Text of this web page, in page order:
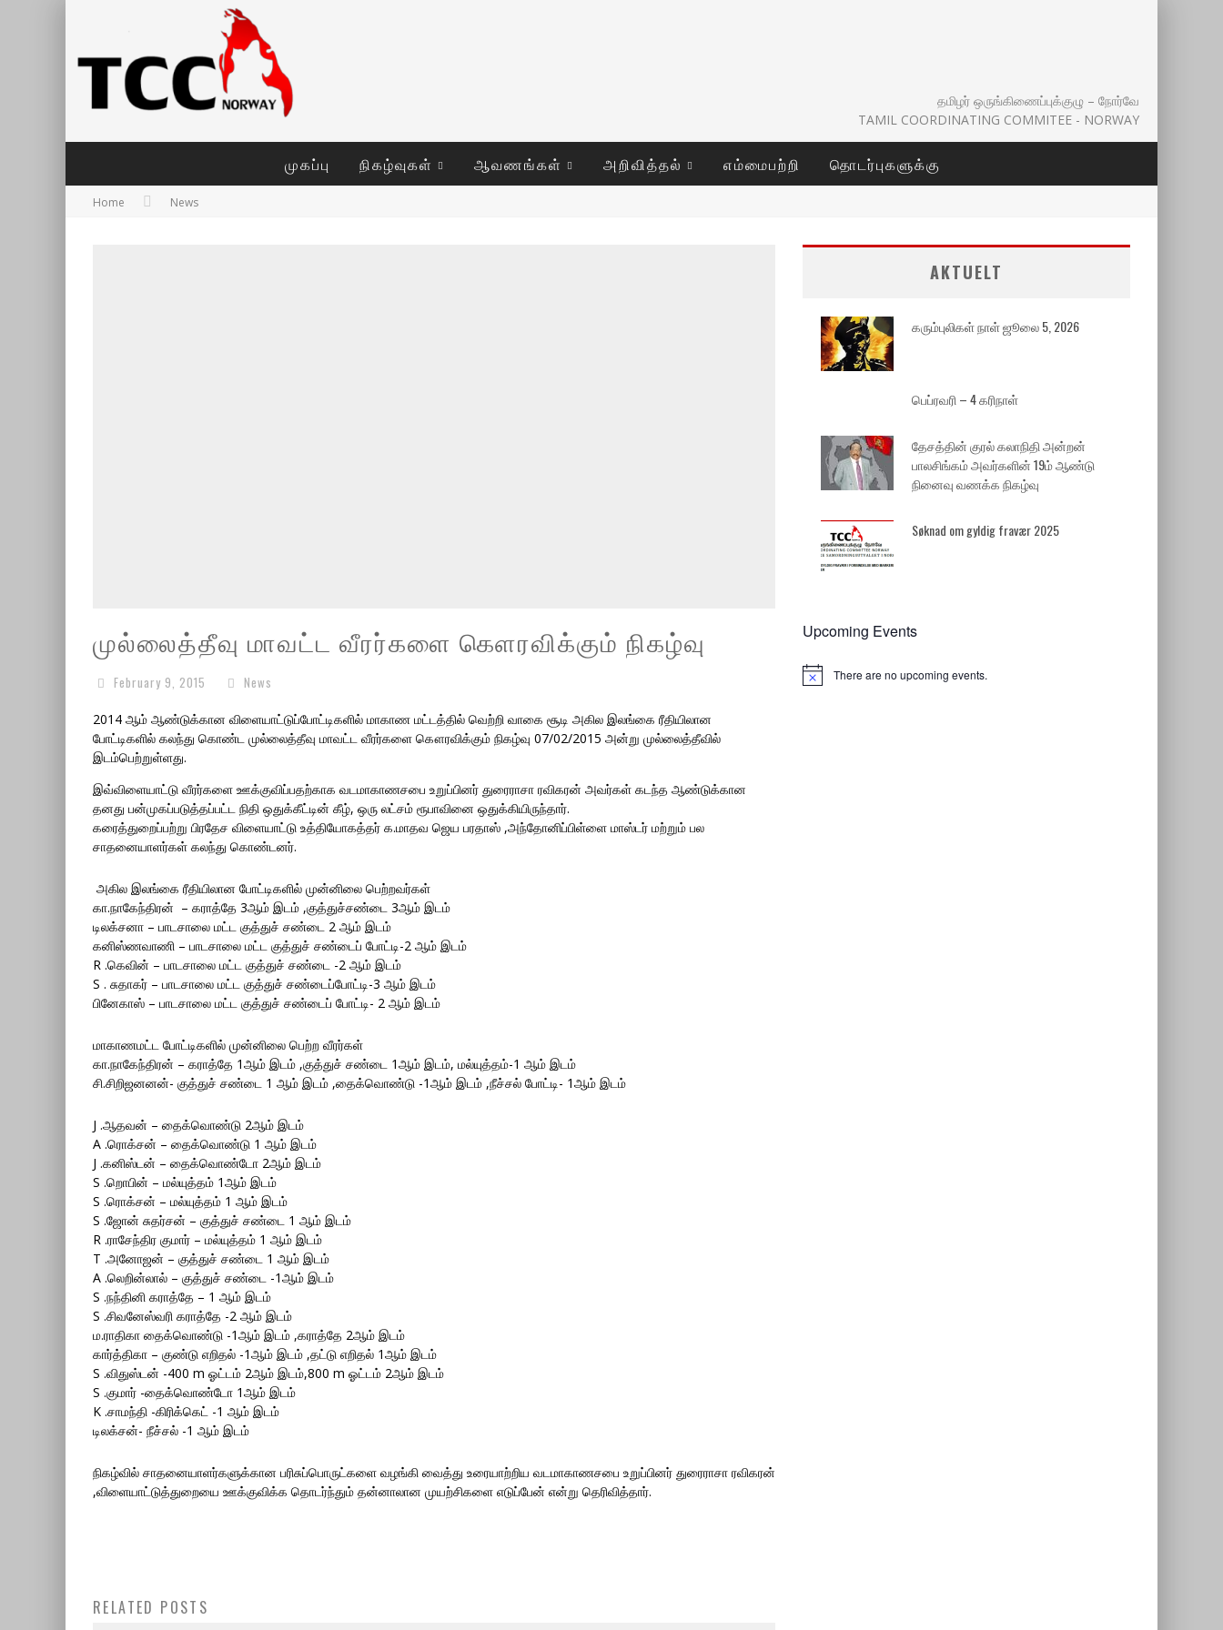
தமிழர் ஒருங்கிணைப்புக்குழு – நோர்வே
TAMIL COORDINATING COMMITEE - NORWAY
முகப்பு நிகழ்வுகள் ஆவணங்கள் அறிவித்தல் எம்மைபற்றி தொடர்புகளுக்கு
Home News
முல்லைத்தீவு மாவட்ட வீரர்களை கௌரவிக்கும் நிகழ்வு
February 9, 2015 News
2014 ஆம் ஆண்டுக்கான விளையாட்டுப்போட்டிகளில் மாகாண மட்டத்தில் வெற்றி வாகை சூடி அகில இலங்கை ரீதியிலான
போட்டிகளில் கலந்து கொண்ட முல்லைத்தீவு மாவட்ட வீரர்களை கௌரவிக்கும் நிகழ்வு 07/02/2015 அன்று முல்லைத்தீவில்
இடம்பெற்றுள்ளது.
இவ்விளையாட்டு வீரர்களை ஊக்குவிப்பதற்காக வடமாகாணசபை உறுப்பினர் துரைராசா ரவிகரன் அவர்கள் கடந்த ஆண்டுக்கான
தனது பன்முகப்படுத்தப்பட்ட நிதி ஒதுக்கீட்டின் கீழ், ஒரு லட்சம் ரூபாவினை ஒதுக்கியிருந்தார்.
கரைத்துறைப்பற்று பிரதேச விளையாட்டு உத்தியோகத்தர் க.மாதவ ஜெய பரதாஸ் ,அந்தோனிப்பிள்ளை மாஸ்டர் மற்றும் பல
சாதனையாளர்கள் கலந்து கொண்டனர்.
அகில இலங்கை ரீதியிலான போட்டிகளில் முன்னிலை பெற்றவர்கள்
கா.நாகேந்திரன் – கராத்தே 3ஆம் இடம் ,குத்துச்சண்டை 3ஆம் இடம்
டிலக்சனா – பாடசாலை மட்ட குத்துச் சண்டை 2 ஆம் இடம்
கனிஸ்ணவாணி – பாடசாலை மட்ட குத்துச் சண்டைப் போட்டி-2 ஆம் இடம்
R .கெவின் – பாடசாலை மட்ட குத்துச் சண்டை -2 ஆம் இடம்
S . சுதாகர் – பாடசாலை மட்ட குத்துச் சண்டைப்போட்டி-3 ஆம் இடம்
பினேகாஸ் – பாடசாலை மட்ட குத்துச் சண்டைப் போட்டி- 2 ஆம் இடம்
மாகாணமட்ட போட்டிகளில் முன்னிலை பெற்ற வீரர்கள்
கா.நாகேந்திரன் – கராத்தே 1ஆம் இடம் ,குத்துச் சண்டை 1ஆம் இடம், மல்யுத்தம்-1 ஆம் இடம்
சி.சிறிஜனனன்- குத்துச் சண்டை 1 ஆம் இடம் ,தைக்வொண்டு -1ஆம் இடம் ,நீச்சல் போட்டி- 1ஆம் இடம்
J .ஆதவன் – தைக்வொண்டு 2ஆம் இடம்
A .ரொக்சன் – தைக்வொண்டு 1 ஆம் இடம்
J .கனிஸ்டன் – தைக்வொண்டோ 2ஆம் இடம்
S .றொபின் – மல்யுத்தம் 1ஆம் இடம்
S .ரொக்சன் – மல்யுத்தம் 1 ஆம் இடம்
S .ஜோன் சுதர்சன் – குத்துச் சண்டை 1 ஆம் இடம்
R .ராசேந்திர குமார் – மல்யுத்தம் 1 ஆம் இடம்
T .அனோஜன் – குத்துச் சண்டை 1 ஆம் இடம்
A .லெறின்லால் – குத்துச் சண்டை -1ஆம் இடம்
S .நந்தினி கராத்தே – 1 ஆம் இடம்
S .சிவனேஸ்வரி கராத்தே -2 ஆம் இடம்
ம.ராதிகா தைக்வொண்டு -1ஆம் இடம் ,கராத்தே 2ஆம் இடம்
கார்த்திகா – குண்டு எறிதல் -1ஆம் இடம் ,தட்டு எறிதல் 1ஆம் இடம்
S .விதுஸ்டன் -400 m ஓட்டம் 2ஆம் இடம்,800 m ஓட்டம் 2ஆம் இடம்
S .குமார் -தைக்வொண்டோ 1ஆம் இடம்
K .சாமந்தி -கிரிக்கெட் -1 ஆம் இடம்
டிலக்சன்- நீச்சல் -1 ஆம் இடம்
நிகழ்வில் சாதனையாளர்களுக்கான பரிசுப்பொருட்களை வழங்கி வைத்து உரையாற்றிய வடமாகாணசபை உறுப்பினர் துரைராசா ரவிகரன்
,விளையாட்டுத்துறையை ஊக்குவிக்க தொடர்ந்தும் தன்னாலான முயற்சிகளை எடுப்பேன் என்று தெரிவித்தார்.
RELATED POSTS
மே -18, தமிழின அழிப்பு நாள்
மீட்புப்போரை நிரந்தரமாகத்
AKTUELT
கரும்புலிகள் நாள் ஜூலை 5, 2026
பெப்ரவரி – 4 கரிநாள்
தேசத்தின் குரல் கலாநிதி அன்றன்
பாலசிங்கம் அவர்களின் 19ம் ஆண்டு
நினைவு வணக்க நிகழ்வு
Søknad om gyldig fravær 2025
Upcoming Events
Notice There are no upcoming events.